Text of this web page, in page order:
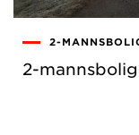
2-
2-